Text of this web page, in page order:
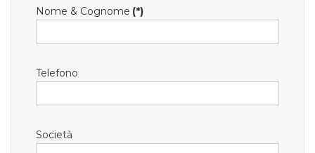
Nome & Cognome (*)
Telefono
Società